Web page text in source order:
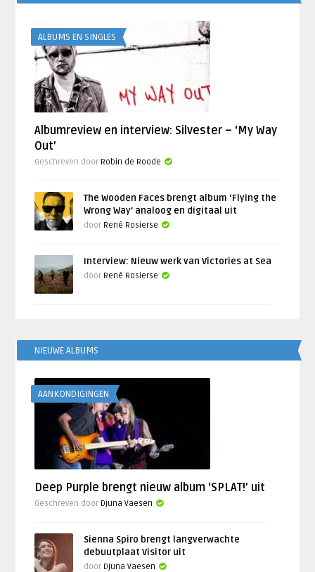
ALBUMS EN SINGLES
Albumreview en interview: Silvester – ‘My Way
Out’
Geschreven door Robin de Roode
The Wooden Faces brengt album ‘Flying the
Wrong Way’ analoog en digitaal uit
door René Rosierse
Interview: Nieuw werk van Victories at Sea
door René Rosierse
NIEUWE ALBUMS
AANKONDIGINGEN
Deep Purple brengt nieuw album ‘SPLAT!’ uit
Geschreven door Djuna Vaesen
Sienna Spiro brengt langverwachte
debuutplaat Visitor uit
door Djuna Vaesen